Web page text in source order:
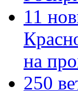
11
на
250